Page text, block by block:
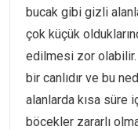
bucak gibi gizli
çok küçük
edilmesi zor olabilir.
bir canlıdır ve bu
alanlarda kısa süre
böcekler zararlı